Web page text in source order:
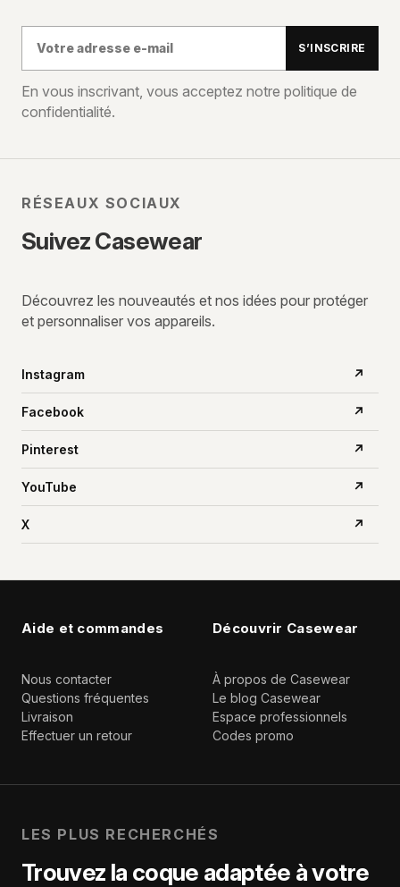
e-
mail
S’INSCRIRE
En vous inscrivant, vous acceptez notre politique de
confidentialité.
RÉSEAUX SOCIAUX
Suivez Casewear
Découvrez les nouveautés et nos idées pour protéger
et personnaliser vos appareils.
Instagram ↗
Facebook ↗
Pinterest ↗
YouTube ↗
X ↗
Aide et commandes
Nous contacter
Questions fréquentes
Livraison
Effectuer un retour
Découvrir Casewear
À propos de Casewear
Le blog Casewear
Espace professionnels
Codes promo
LES PLUS RECHERCHÉS
Trouvez la coque adaptée à votre